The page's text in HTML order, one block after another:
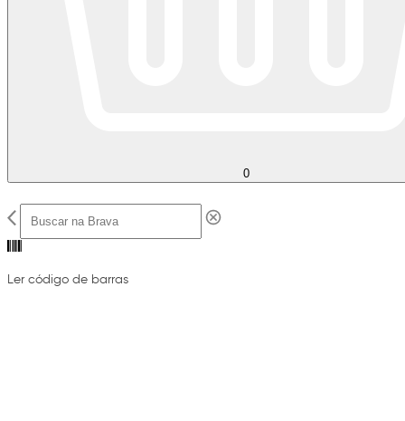
0
Ler código de barras